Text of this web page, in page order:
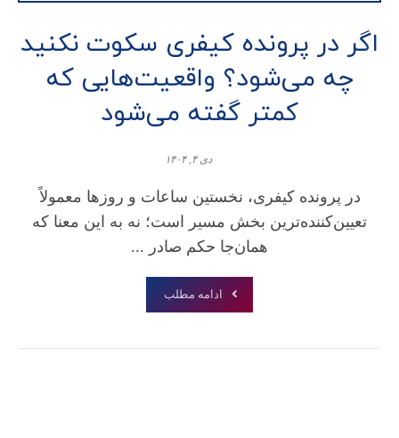
اگر در پرونده کیفری سکوت نکنید
چه می‌شود؟ واقعیت‌هایی که
کمتر گفته می‌شود
دی ۴, ۱۴۰۴
در پرونده کیفری، نخستین ساعات و روزها معمولاً
تعیین‌کننده‌ترین بخش مسیر است؛ نه به این معنا که
همان‌جا حکم صادر ...
ادامه مطلب